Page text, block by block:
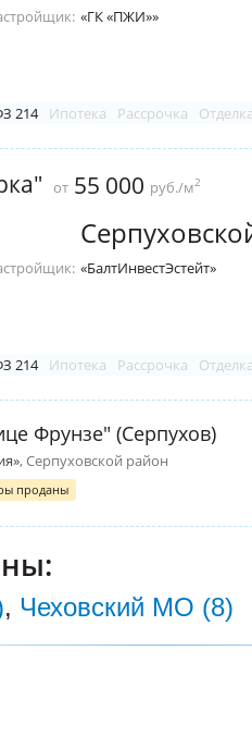
«ГК «ПЖИ»»
214 Ипотека Рассрочка
от 55 000 руб./м2
«БалтИнвестЭстейт»
214 Ипотека Рассрочка
Фрунзе" (Серпухов)
, Серпуховской район
проданы
, Чеховский МО (8)